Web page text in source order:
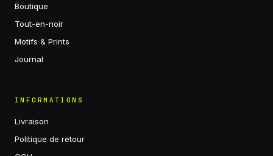
Boutique
Tout-en-noir
Motifs & Prints
Journal
INFORMATIONS
Livraison
Politique de retour